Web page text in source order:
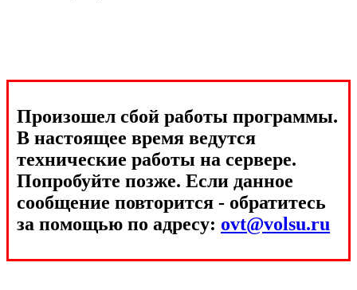
Произошел сбой работы программы.
В настоящее время ведутся
технические работы на сервере.
Попробуйте позже. Если данное
сообщение повторится - обратитесь
за помощью по адресу: ovt@volsu.ru